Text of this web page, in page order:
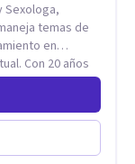
temas de
Con 20 años
en las